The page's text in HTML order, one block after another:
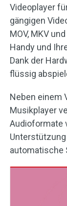
Videoplayer
gängigen
MOV, MKV
Handy und
Dank der
flüssig
Neben einem
Musikplayer
Audioformate
automatische